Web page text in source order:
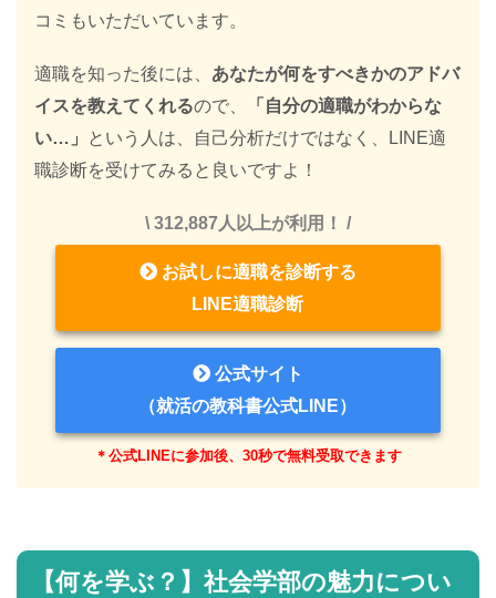
コミもいただいています。
適職を知った後には、 あなたが何をすべきかのアドバ
イスを教えてくれるので、
「自分の適職がわからな
い…」
という人は、自己分析だけではなく、LINE適
職診断を受けてみると良いですよ！
\ 312,887人以上が利用！ /
お試しに適職を診断する
LINE適職診断
公式サイト
（就活の教科書公式LINE）
＊公式LINEに参加後、30秒で無料受取できます
【何を学ぶ？】社会学部の魅力につい